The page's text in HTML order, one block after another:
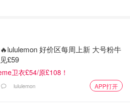
人味来，领口的设计就是重中之重
太高，否则热得要捂痱子了；但
上觉得不安全，而且办公室里显得
虑穿大方领，比如大律师这条方
—— 方领能适度露肤，所以凉快
好价区每周上新 大号粉牛
£59
卫衣£54/原£108！
lululemon APP打开